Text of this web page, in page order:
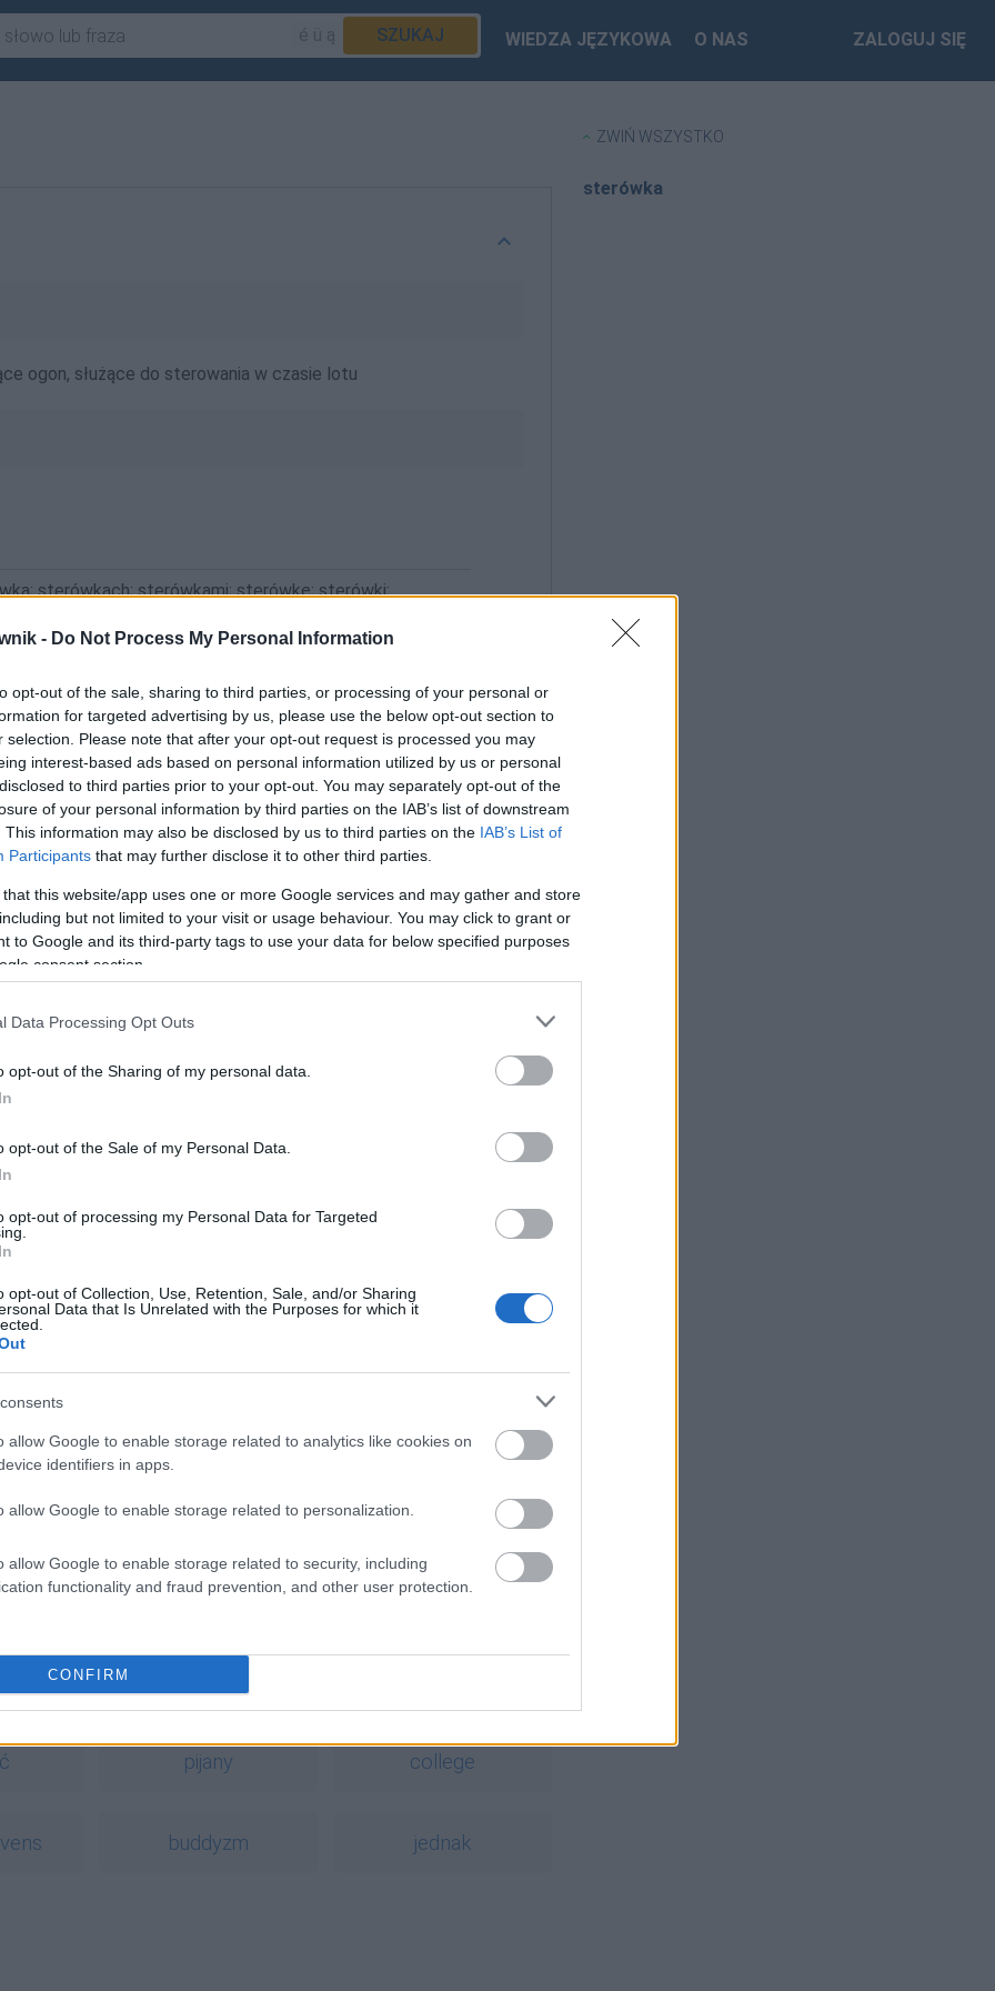
- Do Not Process My Personal Information
opt-out of the sale, sharing to third parties, or processing of your personal or
for targeted advertising by us, please use the below opt-out section to
selection. Please note that after your opt-out request is processed you may
interest-based ads based on personal information utilized by us or personal
to third parties prior to your opt-out. You may separately opt-out of the
of your personal information by third parties on the IAB’s list of downstream
This information may also be disclosed by us to third parties on the IAB’s List of
Participants that may further disclose it to other third parties.
that this website/app uses one or more Google services and may gather and store
but not limited to your visit or usage behaviour. You may click to grant or
to Google and its third-party tags to use your data for below specified purposes
consent section.
Data Processing Opt Outs
opt-out of the Sharing of my personal data.
opt-out of the Sale of my Personal Data.
opt-out of processing my Personal Data for Targeted
opt-out of Collection, Use, Retention, Sale, and/or Sharing
Data that Is Unrelated with the Purposes for which it
allow Google to enable storage related to analytics like cookies on
identifiers in apps.
allow Google to enable storage related to personalization.
allow Google to enable storage related to security, including
functionality and fraud prevention, and other user protection.
CONFIRM
SZUKAJ WIEDZA JĘZYKOWA O NAS ZALOGUJ SIĘ
ogon, służące do sterowania w czasie lotu
sterówkach; sterówkami; sterówkę; sterówki;
Brakuje czegoś w haśle?
abonenci Dobrego słownika.
pijany college
buddyzm jednak
ZWIŃ WSZYSTKO
sterówka